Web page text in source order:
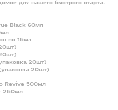
для вашего быстрого старта.
Black 60мл
по 15мл
20шт)
20шт)
Revive 500мл
250мл